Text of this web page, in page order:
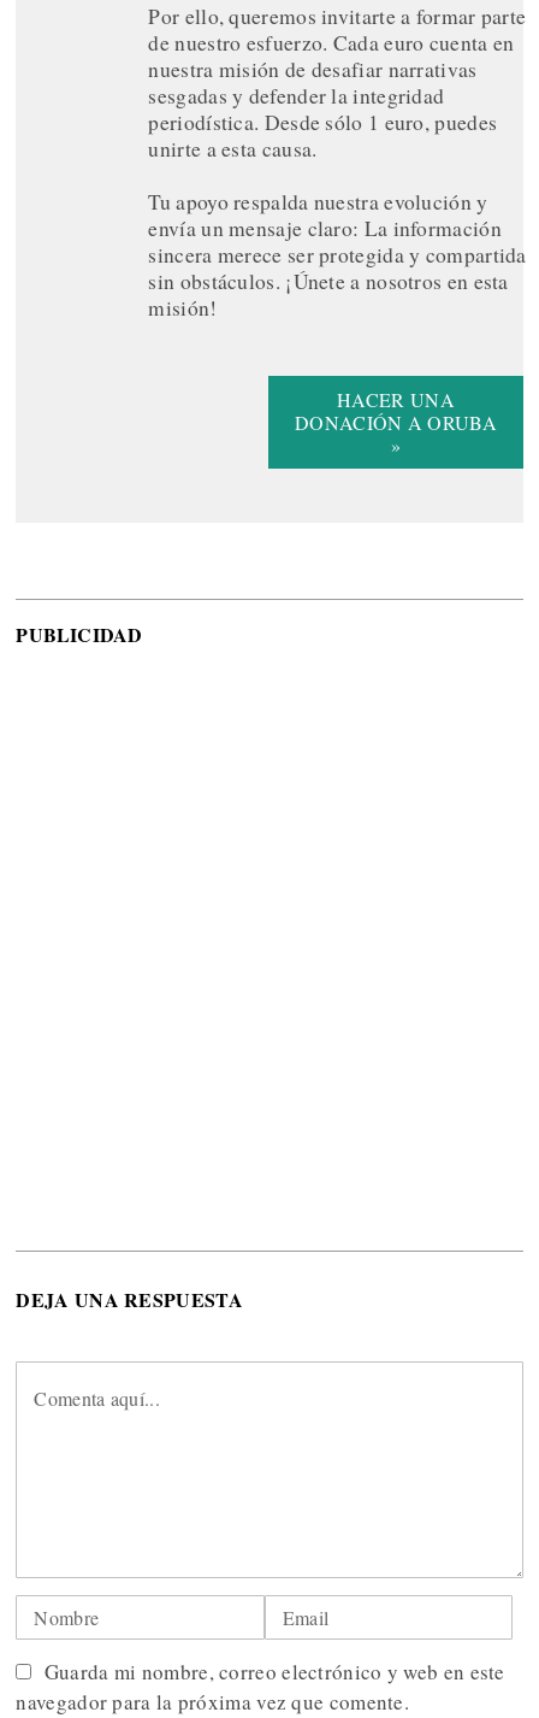
Por ello, queremos invitarte a formar parte
de nuestro esfuerzo. Cada euro cuenta en
nuestra misión de desafiar narrativas
sesgadas y defender la integridad
periodística. Desde sólo 1 euro, puedes
unirte a esta causa.
Tu apoyo respalda nuestra evolución y
envía un mensaje claro: La información
sincera merece ser protegida y compartida
sin obstáculos. ¡Únete a nosotros en esta
misión!
HACER UNA
DONACIÓN A ORUBA
»
PUBLICIDAD
DEJA UNA RESPUESTA
Guarda mi nombre, correo electrónico y web en este
navegador para la próxima vez que comente.